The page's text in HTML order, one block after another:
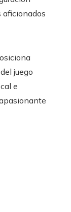
aficionados
juego
e